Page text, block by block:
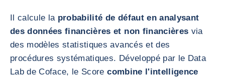
Il calcule la probabilité de défaut en analysant
des données financières et non financières via
des modèles statistiques avancés et des
procédures systématiques. Développé par le Data
Lab de Coface, le Scorecombine l'intelligence